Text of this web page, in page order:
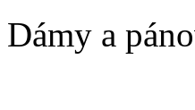
Dámy a